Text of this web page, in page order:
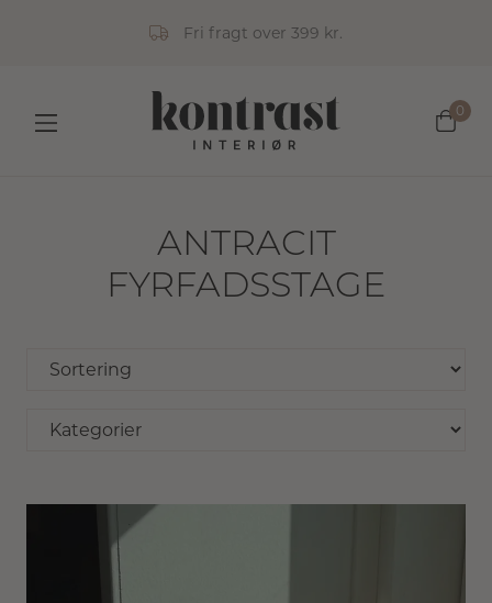
Fri fragt over 399 kr.
0
ANTRACIT
FYRFADSSTAGE